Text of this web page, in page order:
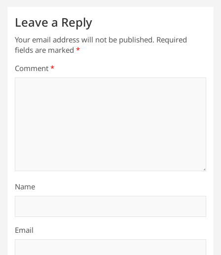
Leave a Reply
Your email address will not be published. Required
fields are marked *
Comment *
Name
Email